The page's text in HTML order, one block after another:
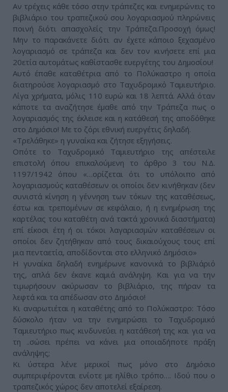
Αν τρέχεις κάθε τόσο στην τράπεζες και ενημερώνεις το
βιβλιάριο του τραπεζικού σου λογαριασμού πληρώνεις
ποινή διότι απασχολείς την Τράπεζα.Προσοχή όμως!
Μην το παρακάνετε διότι αν έχετε κάποιο ξεχασμένο
λογαριασμό σε τράπεζα και δεν τον κινήσετε επί μια
20ετία αυτομάτως καθίστασθε ευεργέτης του Δημοσίου!
Αυτό έπαθε καταθέτρια από το Πολύκαστρο η οποία
διατηρούσε λογαριασμό στο Ταχυδρομικό Ταμιευτήριο.
Λίγα χρήματα, μόλις 110 ευρώ και 18 λεπτά. Αλλά όταν
κάποτε τα αναζήτησε έμαθε από την Τράπεζα πως ο
λογαριασμός της έκλεισε και η κατάθεσή της αποδόθηκε
στο Δημόσιο! Με το ζόρι εθνική ευεργέτις δηλαδή.
«Τρελάθηκε» η γυναίκα και ζήτησε εξηγήσεις.
Οπότε το Ταχυδρομικό Ταμιευτήριο της απέστειλε
επιστολή όπου επικαλούμενη το άρθρο 3 του Ν.Δ.
1197/1942 όπου «…ορίζεται ότι το υπόλοιπο από
λογαριασμούς καταθέσεων οι οποίοι δεν κινήθηκαν (δεν
συνιστά κίνηση η γέννηση των τόκων της καταθέσεως,
έστω και τρεπομένων σε κεφάλαιο, ή η ενημέρωση της
καρτέλας του καταθέτη ανά τακτά χρονικά διαστήματα)
επί είκοσι έτη ή οι τόκοι λαγαριασμών καταθέσεων οι
οποίοι δεν ζητήθηκαν από τους δικαιούχους τους επί
μια πενταετία, αποδίδονται στο ελληνικό Δημόσιο»
Η γυναίκα δηλαδή ενημέρωνε κανονικά το βιβλιάριό
της, απλά δεν έκανε καμιά ανάληψη. Και για να την
τιμωρήσουν ακύρωσαν το βιβλιάριο, της πήραν τα
λεφτά και τα απέδωσαν στο Δημόσιο!
Κι αναρωτιέται η καταθέτης από το Πολύκαστρο: Τόσο
δύσκολο ήταν να την ενημερώσει το Ταχυδρομικό
Ταμιευτήριο πως κινδυνεύει η κατάθεσή της και για να
τη ..σώσει πρέπει να κάνει μια οποιαδήποτε πράξη
ανάληψης;
Κι ύστερα λένε μερικοί πως μόνο στο Δημόσιο
συμπεριφέρονται ενίοτε με ηλίθιο τρόπο…. Ιδού που ο
τραπεζικός χώρος δεν αποτελεί εξαίρεση.